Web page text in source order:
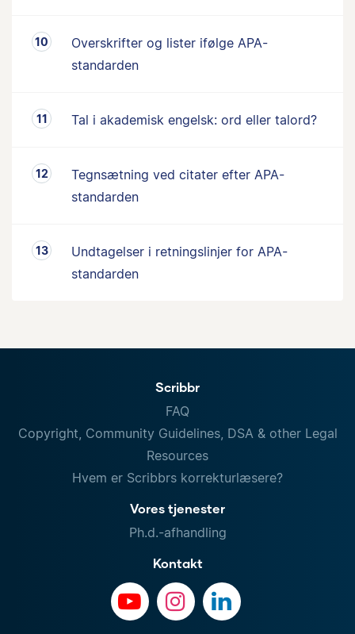
Overskrifter og lister ifølge APA-
standarden
Tal i akademisk engelsk: ord eller talord?
Tegnsætning ved citater efter APA-
standarden
Undtagelser i retningslinjer for APA-
standarden
Scribbr
FAQ
Copyright, Community Guidelines, DSA & other Legal
Resources
Hvem er Scribbrs korrekturlæsere?
Vores tjenester
Ph.d.-afhandling
Kontakt